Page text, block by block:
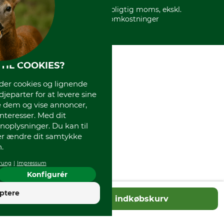
Tilføj til indkøbskurv
* Alle priser inkl. lovpligtig moms, ekskl.
forsendelsesomkostninger
COOKIES?
cookies og lignende
for at levere sine
og vise annoncer,
Med dit
Du kan til
ændre dit samtykke
Impressum
Konfigurér